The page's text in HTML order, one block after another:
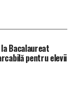
Bacalaureat
pentru elevii